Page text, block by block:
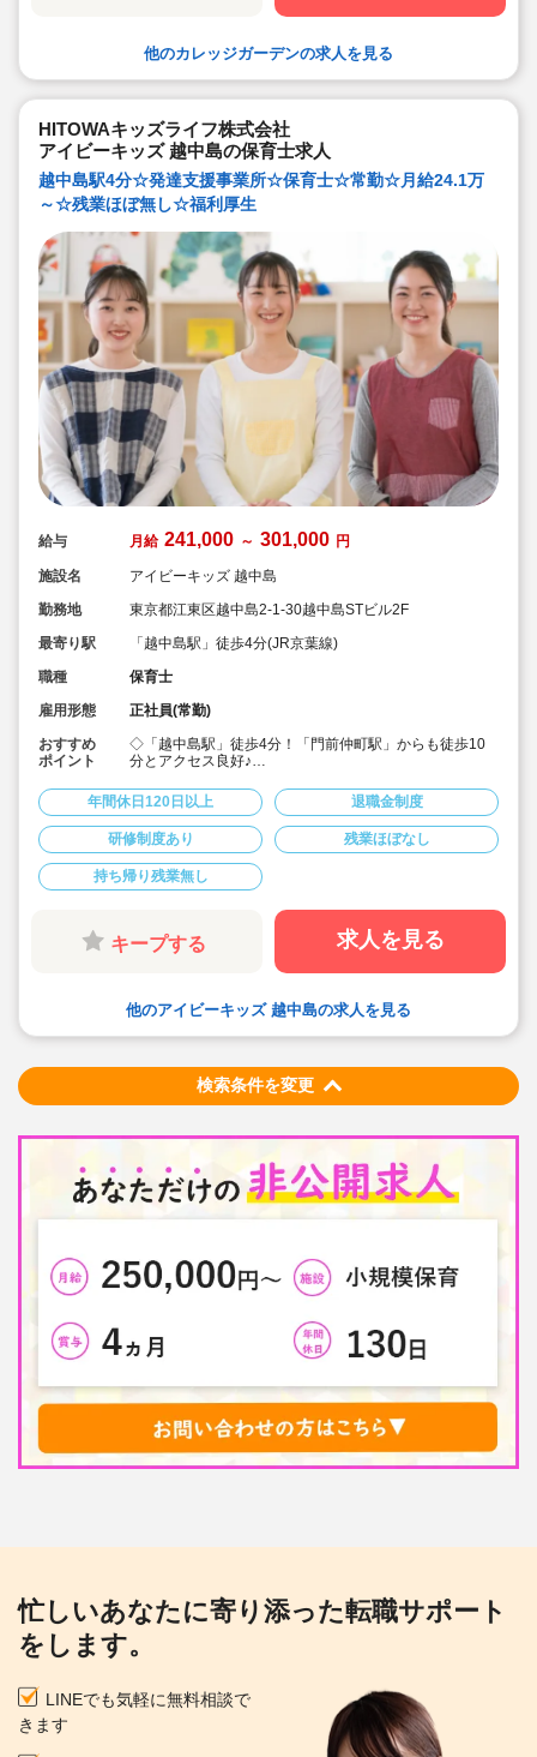
他のカレッジガーデンの求人を見る
HITOWAキッズライフ株式会社
アイビーキッズ 越中島の保育士求人
越中島駅4分☆発達支援事業所☆保育士☆常勤☆月給24.1万
～☆残業ほぼ無し☆福利厚生
給与 月給 241,000 ～ 301,000 円
施設名
アイビーキッズ 越中島
勤務地
東京都江東区越中島2-1-30越中島STビル2F
最寄り駅
「越中島駅」徒歩4分(JR京葉線)
職種
保育士
雇用形態
正社員(常勤)
おすすめ
ポイント
◇「越中島駅」徒歩4分！「門前仲町駅」からも徒歩10
分とアクセス良好♪
です。
◇開園時間9時～18時に対応した固定勤務で、安定した
リズムでお仕事できます！
◇月給241,000円～301,000円★経験を考慮して加算
◇賞与年2回/昇給のチャンスも年1回♪
◇残業時間は平均で16.8分/日 と少なめ！
◇年間休日120日！有給は入社2カ月後に3日、半年後に
13日付与。お休みが取りやすいので安心して勤められま
◇残業ゼロ推進＆持ち帰り仕事なし
◇各種手当や祝い金、保養所の利用や優待など、福利厚
生が極めて充実しています♪
きな遊びでのリフレッシュ」の三要素を支柱に、個々に
年間休日120日以上 退職金制度
研修制度あり 残業ほぼなし
持ち帰り残業無し
キープする 求人を見る
他のアイビーキッズ 越中島の求人を見る
検索条件を変更
忙しいあなたに寄り添った転職サポート
をします。
LINEでも気軽に無料相談で
きます